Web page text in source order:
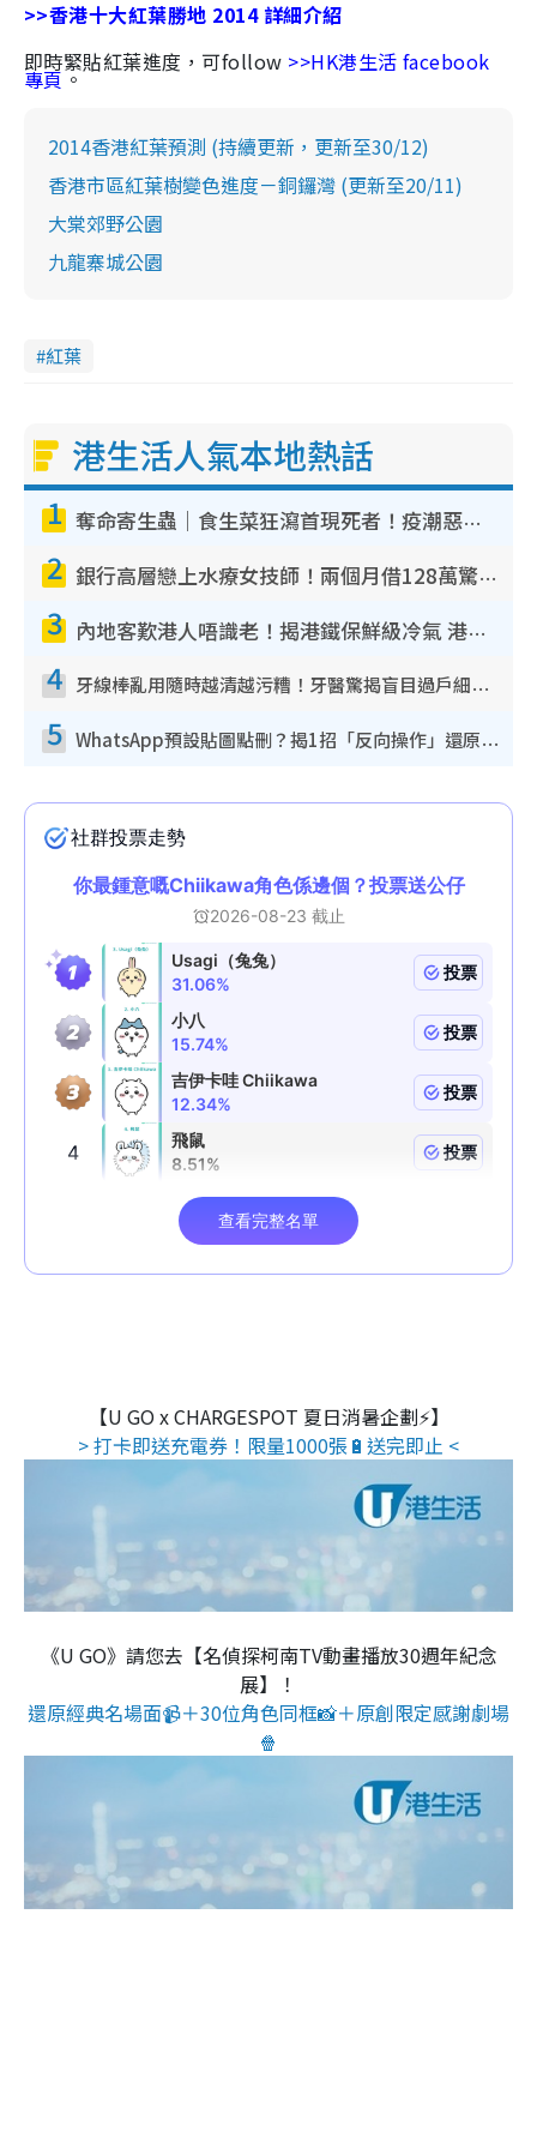
>>香港十大紅葉勝地 2014 詳細介紹
即時緊貼紅葉進度，可follow >>HK港生活 facebook
專頁。
2014香港紅葉預測 (持續更新，更新至30/12)
香港市區紅葉樹變色進度－銅鑼灣 (更新至20/11)
大棠郊野公園
九龍寨城公園
紅葉
港生活人氣本地熱話
1 奪命寄生蟲｜食生菜狂瀉首現死者！疫潮惡化錄1.8萬宗病例 揭洗菜3大謬誤
2 銀行高層戀上水療女技師！兩個月借128萬驚覺「沉船」沉落火海 揭背後疑似邪教操控賣淫
3 內地客歎港人唔識老！揭港鐵保鮮級冷氣 港人求放過：咪投訴
4 牙線棒亂用隨時越清越污糟！牙醫驚揭盲目過戶細菌恐致蛀牙：呢種先係日常真保養
5 WhatsApp預設貼圖點刪？揭1招「反向操作」還原簡潔介面 附3步實測教學
【U GO x CHARGESPOT 夏日消暑企劃⚡】
> 打卡即送充電券！限量1000張🔋送完即止 <
《U GO》請您去【名偵探柯南TV動畫播放30週年紀念
展】！
還原經典名場面📹＋30位角色同框📸＋原創限定感謝劇場
🍿